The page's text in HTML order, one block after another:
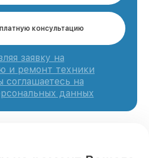
консультацию
заявку на
и ремонт техники
соглашаетесь на
данных